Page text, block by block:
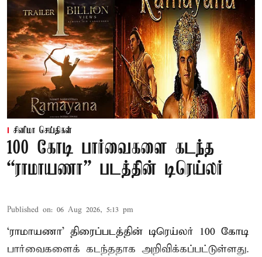
சினிமா செய்திகள்
100 கோடி பார்வைகளை கடந்த
“ராமாயணா” படத்தின் டிரெய்லர்
Published on: 06 Aug 2026, 5:13 pm
‘ராமாயணா’ திரைப்படத்தின் டிரெய்லர் 100 கோடி
பார்வைகளைக் கடந்ததாக அறிவிக்கப்பட்டுள்ளது.